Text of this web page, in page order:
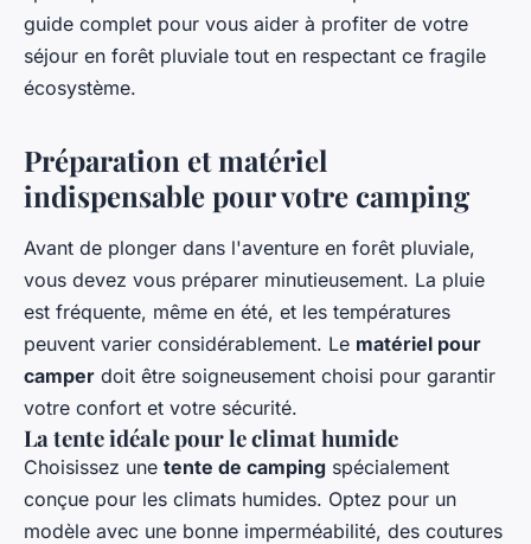
guide complet pour vous aider à profiter de votre
séjour en forêt pluviale tout en respectant ce fragile
écosystème.
Préparation et matériel
indispensable pour votre camping
Avant de plonger dans l'aventure en forêt pluviale,
vous devez vous préparer minutieusement. La pluie
est fréquente, même en été, et les températures
peuvent varier considérablement. Le matériel pour
camper doit être soigneusement choisi pour garantir
votre confort et votre sécurité.
La tente idéale pour le climat humide
Choisissez une tente de camping spécialement
conçue pour les climats humides. Optez pour un
modèle avec une bonne imperméabilité, des coutures